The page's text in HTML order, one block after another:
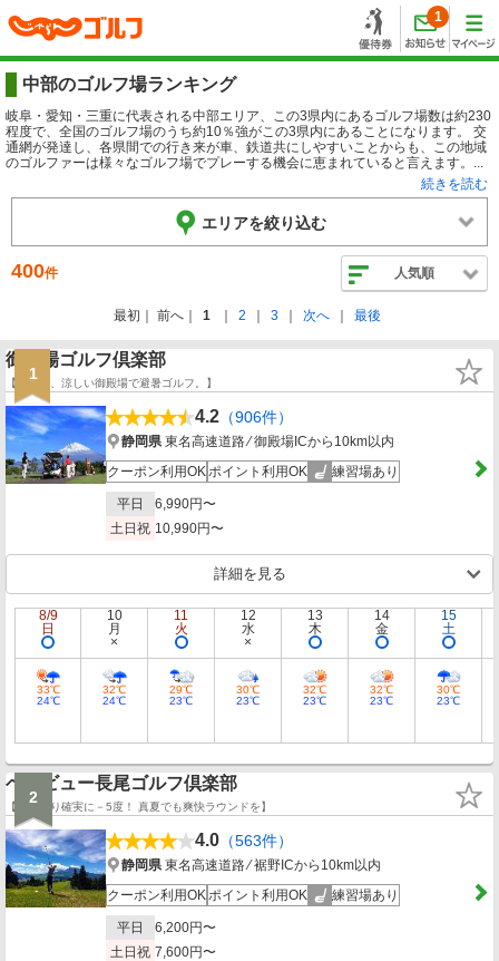
1
中部のゴルフ場ランキング
岐阜・愛知・三重に代表される中部エリア、この3県内にあるゴルフ場数は約230
程度で、全国のゴルフ場のうち約10％強がこの3県内にあることになります。 交
通網が発達し、各県間での行き来が車、鉄道共にしやすいことからも、この地域
のゴルファーは様々なゴルフ場でプレーする機会に恵まれていると言えます。...
続きを読む
エリアを絞り込む
400件 人気順
最初 前へ 1 2 3 次へ 最後
1
御殿場ゴルフ倶楽部
【真夏は、涼しい御殿場で避暑ゴルフ。】
4.2 （906件）
静岡県東名高速道路 ⁄ 御殿場ICから10km以内
クーポン利用OKポイント利用OK 練習場あり
平日
6,990円〜
土日祝 10,990円〜
詳細を見る
8/9
日
33℃
24℃
10
月
32℃
24℃
11
火
29℃
23℃
12
水
30℃
23℃
13
木
32℃
23℃
14
金
32℃
23℃
15
土
30℃
23℃
2
ベルビュー長尾ゴルフ倶楽部
【下界より確実に－5度！ 真夏でも爽快ラウンドを】
4.0 （563件）
静岡県東名高速道路 ⁄ 裾野ICから10km以内
クーポン利用OKポイント利用OK 練習場あり
平日
6,200円〜
土日祝 7,600円〜